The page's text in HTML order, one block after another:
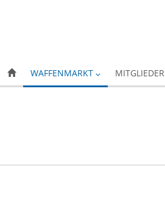
WAFFENMARKT MITGLIEDER